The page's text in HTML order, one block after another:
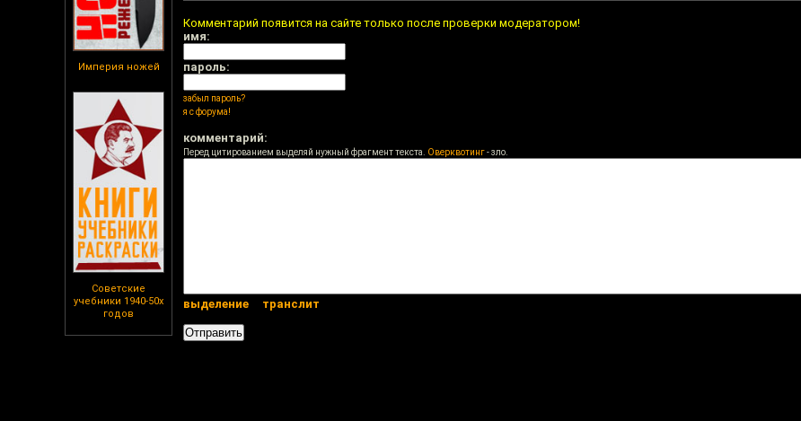
Империя ножей
Советские
учебники 1940-50х
годов
Комментарий появится на сайте только после проверки модератором!
имя:
пароль:
забыл пароль?
я с форума!
комментарий:
Перед цитированием выделяй нужный фрагмент текста. Оверквотинг- зло.
выделение транслит